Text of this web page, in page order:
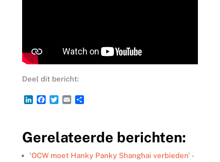
Deel dit bericht:
L
e
d
I
F
b
o
o
T
t
e
r
E
l
D
n
Gerelateerde berichten:
'OCW moet Hanky Panky Shanghai verbieden' -